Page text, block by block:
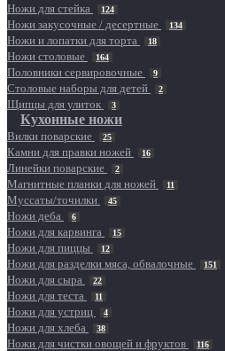
Ножи для стейка 124
Ножи закусочные / десертные 134
Ножи и лопатки для торта 18
Ножи столовые 164
Половники сервировочные 9
Столовые наборы для детей 2
Щипцы для улиток 3
Кухонные ножи
Вилки поварские 25
Камни для правки ножей 16
Линейки поварские 2
Магнитные планки для ножей 11
Муссаты/точилки 45
Ножи деба 6
Ножи для карвинга 15
Ножи для пиццы 12
Ножи для разделки мяса, обвалочные 151
Ножи для сыра 22
Ножи для теста 11
Ножи для устриц 4
Ножи для хлеба 38
Ножи для чистки овощей и фруктов 116